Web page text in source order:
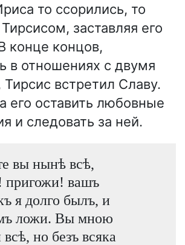
то ссорились, то
заставляя его
конце концов,
в отношениях с двумя
встретил Славу.
его оставить любовные
и следовать за ней.
вы нынѣ всѣ,
пригожи! вашъ
я долго былъ, и
ложи. Вы мною
но безъ всяка